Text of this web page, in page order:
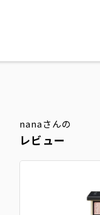
nanaさんの
レビュー